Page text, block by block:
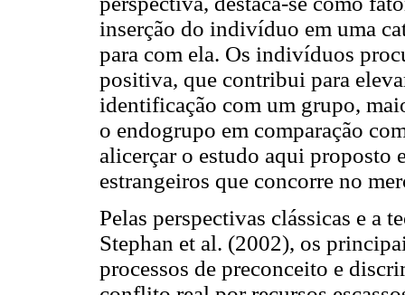
inserção do indivíduo em uma
para com ela. Os indivíduos
positiva, que contribui para
identificação com um grupo,
o endogrupo em comparação
alicerçar o estudo aqui proposto
estrangeiros que concorre no
Pelas perspectivas clássicas e a
Stephan et al. (2002), os
processos de preconceito e